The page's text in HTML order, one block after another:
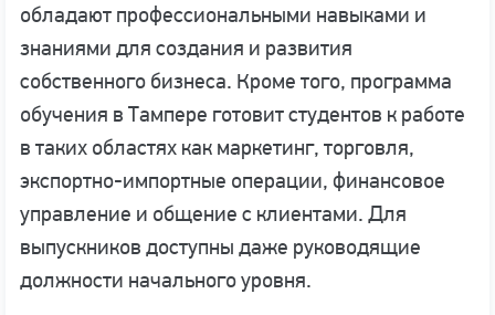
обладают профессиональными навыками и
знаниями для создания и развития
собственного бизнеса. Кроме того, программа
обучения в Тампере готовит студентов к работе
в таких областях как маркетинг, торговля,
экспортно-импортные операции, финансовое
управление и общение с клиентами. Для
выпускников доступны даже руководящие
должности начального уровня.